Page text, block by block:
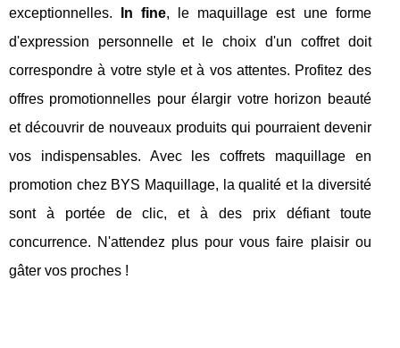
exceptionnelles. In fine, le maquillage est une forme
d'expression personnelle et le choix d'un coffret doit
correspondre à votre style et à vos attentes. Profitez des
offres promotionnelles pour élargir votre horizon beauté
et découvrir de nouveaux produits qui pourraient devenir
vos indispensables. Avec les coffrets maquillage en
promotion chez BYS Maquillage, la qualité et la diversité
sont à portée de clic, et à des prix défiant toute
concurrence. N'attendez plus pour vous faire plaisir ou
gâter vos proches !